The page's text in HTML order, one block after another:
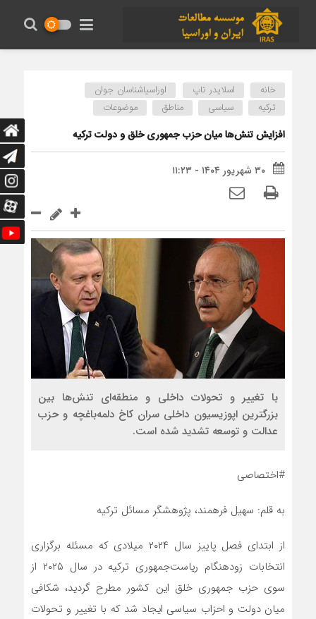
خانه اسلایدر تاپ
اوراسیاشناسان جوان
ترکیه
سیاسی مناطق موضوعات
افزایش تنش‌‌ها میان حزب جمهوری خلق و دولت ترکیه
۳۰ شهریور ۱۴۰۴ - ۱۱:۲۳
با تغییر و تحولات داخلی و منطقه‌ای تنش‌ها بین
بزرگترین اپوزیسیون داخلی سران کاخ دلمه‌باغچه و حزب
عدالت و توسعه تشدید شده است.
#اختصاصی
به قلم: سهیل فرهمند، پژوهشگر مسائل ترکیه
از ابتدای فصل پاییز سال ۲۰۲۴ میلادی که مسئله برگزاری
انتخابات زودهنگام ریاست‌جمهوری ترکیه در سال ۲۰۲۵ از
سوی حزب جمهوری خلق این کشور مطرح گردید، شکافی
میان دولت و احزاب سیاسی ایجاد شد که با تغییر و تحولات